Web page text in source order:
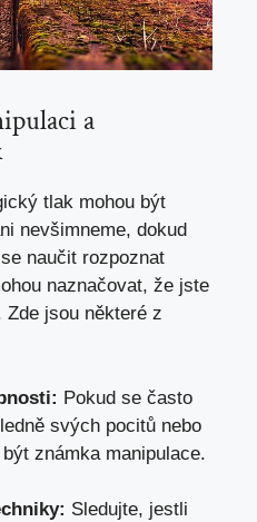
a
tlak mohou být
nevšimneme, dokud
naučit rozpoznat
naznačovat, že jste
jsou některé z
Pokud se často
svých pocitů nebo
známka manipulace.
Sledujte, jestli